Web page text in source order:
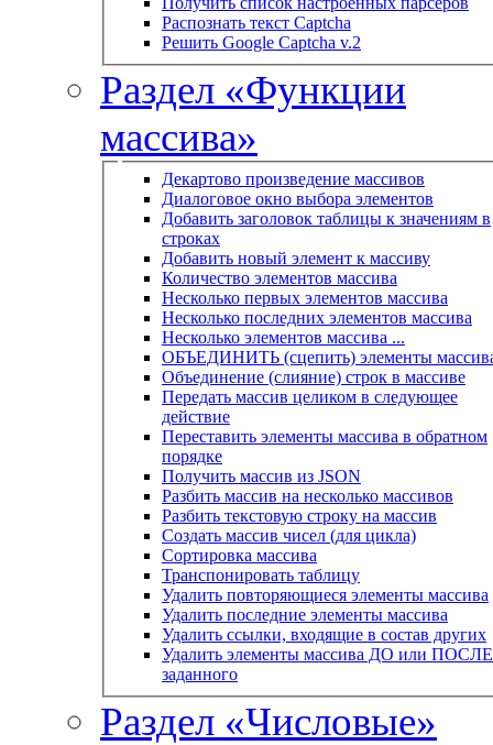
Распознать текст Captcha
Решить Google Captcha v.2
Раздел «Функции
массива»
Декартово произведение массивов
Диалоговое окно выбора элементов
Добавить заголовок таблицы к значениям в
строках
Добавить новый элемент к массиву
Количество элементов массива
Несколько первых элементов массива
Несколько последних элементов массива
Несколько элементов массива ...
ОБЪЕДИНИТЬ (сцепить) элементы
Объединение (слияние) строк в массиве
Передать массив целиком в следующее
действие
Переставить элементы массива в обратном
порядке
Получить массив из JSON
Разбить массив на несколько массивов
Разбить текстовую строку на массив
Создать массив чисел (для цикла)
Сортировка массива
Транспонировать таблицу
Удалить повторяющиеся элементы массива
Удалить последние элементы массива
Удалить ссылки, входящие в состав других
Удалить элементы массива ДО или ПОСЛЕ
заданного
Раздел «Числовые»